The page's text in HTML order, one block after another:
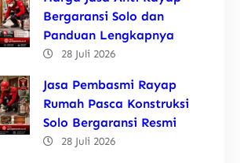
Bergaransi Solo dan
Panduan Lengkapnya
28 Juli 2026
Jasa Pembasmi Rayap
Rumah Pasca Konstruksi
Solo Bergaransi Resmi
28 Juli 2026